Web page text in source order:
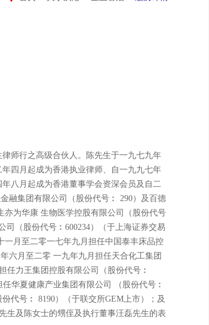
师行之高级合伙人。陈先生于一九七九年
四月起成为香港执业律师、自一九九七年
八月起成为香港董事学会资深会员及自二
融集团有限公司（股份代号︰ 290）及百德
亦为华康 生物医学控股有限公司（股份代号
司（股份代号︰600234）（于上海证券交易
月至二零一七年九月担任中国泰丰床品控
六月至二零 一九年九月担任天合化工集团
任力王集团控股有限公司（股份代号︰
华夏健康产业集团有限公司 （股份代号︰
代号︰ 8190）（于联交所GEM上市）；及
生及陈女士的甥侄及执行董事汪磊先生的表